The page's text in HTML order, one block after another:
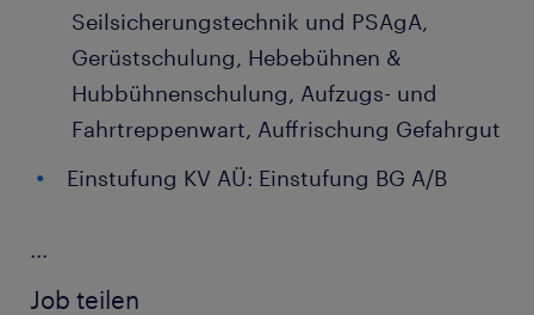
Seilsicherungstechnik und PSAgA,
Gerüstschulung, Hebebühnen &
Hubbühnenschulung, Aufzugs- und
Fahrtreppenwart, Auffrischung Gefahrgut
Einstufung KV AÜ: Einstufung BG A/B
...
Job teilen